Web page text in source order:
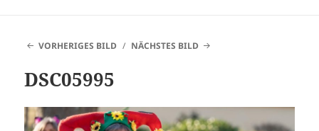
VORHERIGES BILD NÄCHSTES BILD
DSC05995